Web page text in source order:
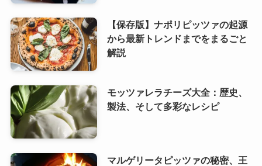
【保存版】ナポリピッツァの起源
から最新トレンドまでをまるごと
解説
モッツァレラチーズ大全：歴史、
製法、そして多彩なレシピ
マルゲリータピッツァの秘密、王